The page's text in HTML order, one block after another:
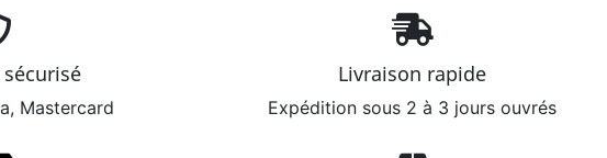
Mastercard
Livraison rapide
Expédition sous 2 à 3 jours ouvrés